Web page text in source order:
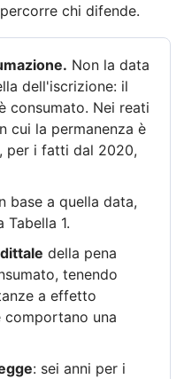
chi difende.
Non la data
dell'iscrizione: il
consumato. Nei reati
cui la permanenza è
per i fatti dal 2020,
base a quella data,
Tabella 1.
della pena
tenendo
a effetto
comportano una
: sei anni per i